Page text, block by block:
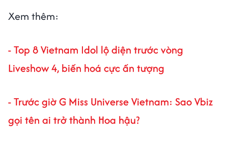
Xem thêm:
- Top 8 Vietnam Idol lộ diện trước vòng
Liveshow 4, biến hoá cực ấn tượng
- Trước giờ G Miss Universe Vietnam: Sao Vbiz
gọi tên ai trở thành Hoa hậu?